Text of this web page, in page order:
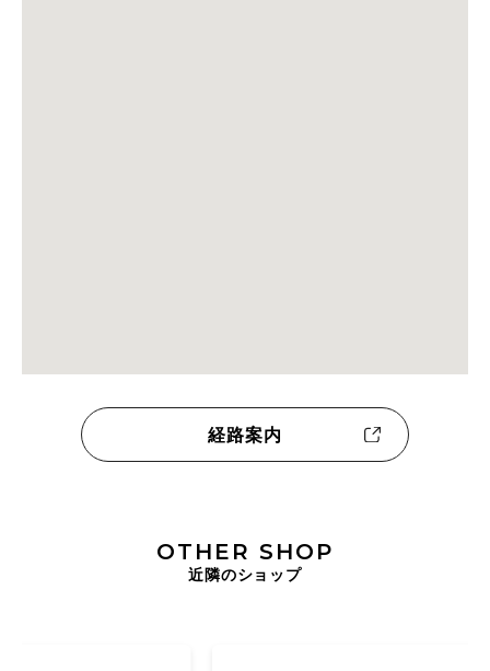
経路案内
OTHER SHOP
近隣のショップ